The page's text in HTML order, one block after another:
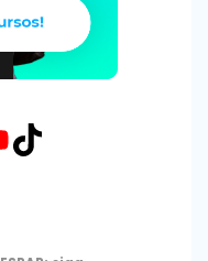
TikTok